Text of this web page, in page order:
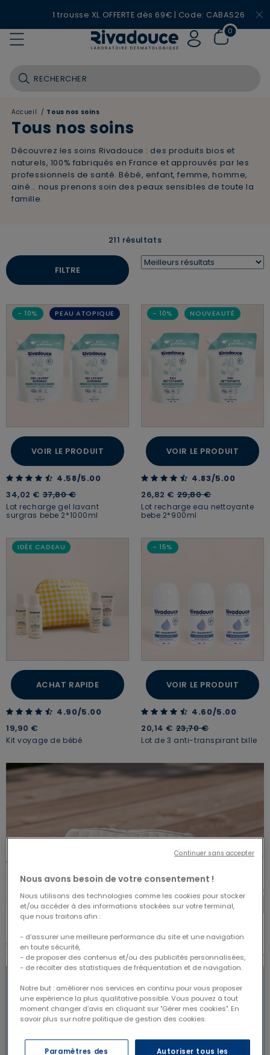
1 trousse XL OFFERTE dès 69€ | Code: CABAS26
0
Accueil / Tous nos soins
Tous nos soins
Découvrez les soins Rivadouce : des produits bios et
naturels, 100% fabriqués en France et approuvés par les
professionnels de santé. Bébé, enfant, femme, homme,
ainé… nous prenons soin des peaux sensibles de toute la
famille.
211 résultats
FILTRE
- 10% PEAU ATOPIQUE
VOIR LE PRODUIT
4.58 out of 5 Customer Rating
4.58/5.00
34,02 €Price reduced from
37,80 €to
Lot recharge gel lavant
surgras bebe 2*1000ml
- 10% NOUVEAUTÉ
VOIR LE PRODUIT
4.83 out of 5 Customer Rating
4.83/5.00
26,82 €Price reduced from
29,80 €to
Lot recharge eau nettoyante
bebe 2*900ml
IDÉE CADEAU
ACHAT RAPIDE
4.90 out of 5 Customer Rating
4.90/5.00
19,90 €
Kit voyage de bébé
- 15%
VOIR LE PRODUIT
4.60 out of 5 Customer Rating
4.60/5.00
20,14 €Price reduced from
23,70 €to
Lot de 3 anti-transpirant bille
Nous avons besoin de votre consentement !
Nous utilisons des technologies comme les cookies pour stocker
et/ou accéder à des informations stockées sur votre terminal,
que nous traitons afin :
- d’assurer une meilleure performance du site et une navigation
en toute sécurité,
- de proposer des contenus et/ou des publicités personnalisées,
- de récolter des statistiques de fréquentation et de navigation.
Notre but : améliorer nos services en continu pour vous proposer
une expérience la plus qualitative possible. Vous pouvez à tout
moment changer d’avis en cliquant sur "Gérer mes cookies". En
savoir plus sur notre politique de gestion des cookies.
Paramètres des
Autoriser tous les
Continuer sans accepter